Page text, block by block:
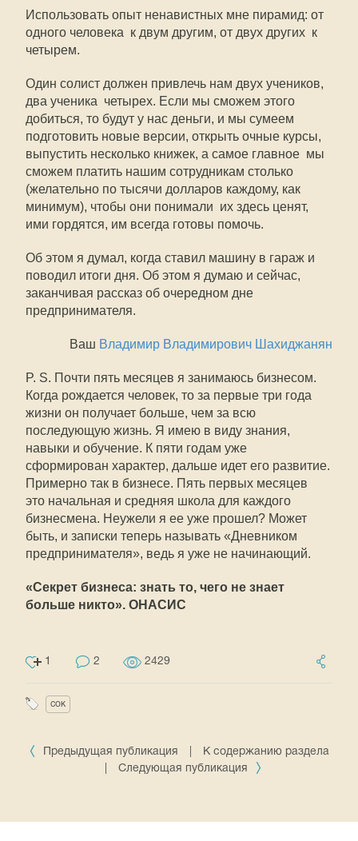
Использовать опыт ненавистных мне пирамид: от
одного человека  к двум другим, от двух других  к
четырем.
Один солист должен привлечь нам двух учеников,
два ученика  четырех. Если мы сможем этого
добиться, то будут у нас деньги, и мы сумеем
подготовить новые версии, открыть очные курсы,
выпустить несколько книжек, а самое главное  мы
сможем платить нашим сотрудникам столько
(желательно по тысячи долларов каждому, как
минимум), чтобы они понимали  их здесь ценят,
ими гордятся, им всегда готовы помочь.
Об этом я думал, когда ставил машину в гараж и
поводил итоги дня. Об этом я думаю и сейчас,
заканчивая рассказ об очередном дне
предпринимателя.
Ваш Владимир Владимирович Шахиджанян
P. S. Почти пять месяцев я занимаюсь бизнесом.
Когда рождается человек, то за первые три года
жизни он получает больше, чем за всю
последующую жизнь. Я имею в виду знания,
навыки и обучение. К пяти годам уже
сформирован характер, дальше идет его развитие.
Примерно так в бизнесе. Пять первых месяцев 
это начальная и средняя школа для каждого
бизнесмена. Неужели я ее уже прошел? Может
быть, и записки теперь называть «Дневником
предпринимателя», ведь я уже не начинающий.
«Секрет бизнеса: знать то, чего не знает
больше никто». ОНАСИС
1 2 2429
сок
Предыдущая публикация
К содержанию раздела
Следующая публикация